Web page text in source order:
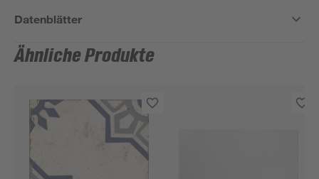
Datenblätter
Ähnliche Produkte